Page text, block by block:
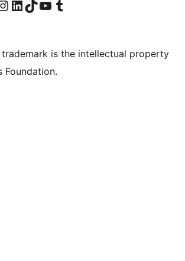
অ্যাকাউন্ট দেখুন
আমাদের লিঙ্কডইন অ্যাকাউন্টে যানআমাদের TikTok অ্যাকাউন্টটি দেখুনআমাদের ইউটিউব চ্যানেলে যান আমাদের টাম্বলার অ্যাকাউন্ট দেখুন
trademark is the intellectual property
Foundation.